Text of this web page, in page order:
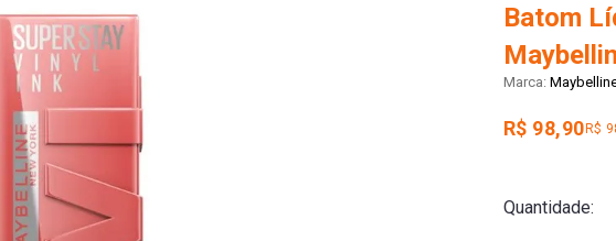
Batom
R$ 98,90R$
Quantidade
chocolate
ovo
iogurte
macarrão
arroz